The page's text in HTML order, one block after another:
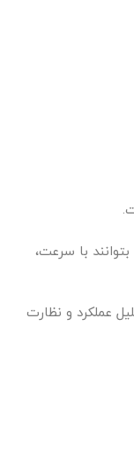
با سرعت،
عملکرد و نظارت